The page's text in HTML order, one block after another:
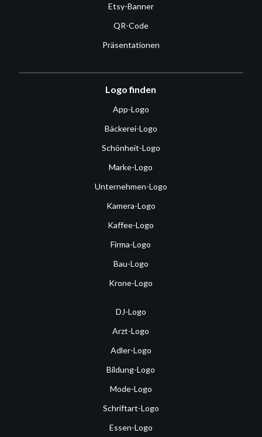
Etsy-Banner
QR-Code
Präsentationen
Logo finden
App-Logo
Bäckerei-Logo
Schönheit-Logo
Marke-Logo
Unternehmen-Logo
Kamera-Logo
Kaffee-Logo
Firma-Logo
Bau-Logo
Krone-Logo
DJ-Logo
Arzt-Logo
Adler-Logo
Bildung-Logo
Mode-Logo
Schriftart-Logo
Essen-Logo